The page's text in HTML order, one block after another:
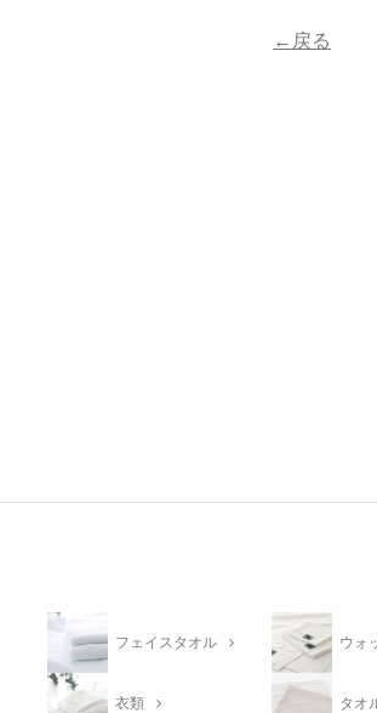
←戻る
フェイスタオル ウォ
衣類 タオ